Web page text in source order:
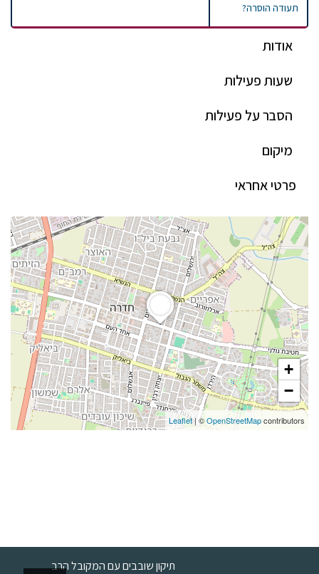
אודות
שעות פעילות
הסבר על פעילות
מיקום
פרטי אחראי
תעודה הוסרה?
+
−
Leaflet| ©OpenStreetMapcontributors
תיקון שובבים עם המקובל הרב